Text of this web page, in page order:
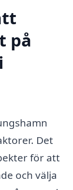
på
Det
för att
och välja